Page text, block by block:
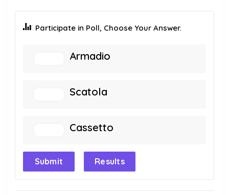
Participate in Poll, Choose Your Answer.
Armadio
Scatola
Cassetto
Submit Results